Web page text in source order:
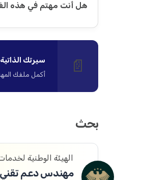
هل أنت مهتم في هذه
📄 سيرتك
أكمل ملفك
بحث
الهيئة الوطنية
مهندس دعم تقني